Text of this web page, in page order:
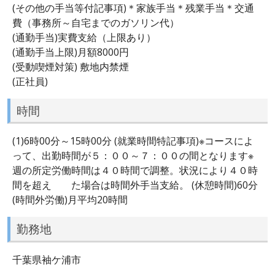
(その他の手当等付記事項)＊家族手当＊残業手当＊交通
費（事務所～自宅までのガソリン代）
(通勤手当)実費支給（上限あり）
(通勤手当上限)月額8000円
(受動喫煙対策) 敷地内禁煙
(正社員)
時間
(1)6時00分～15時00分 (就業時間特記事項)※コースによ
って、出勤時間が５：００～７：００の間となります※
週の所定労働時間は４０時間で調整。状況により４０時
間を超え た場合は時間外手当支給。 (休憩時間)60分
(時間外労働)月平均20時間
勤務地
千葉県袖ケ浦市